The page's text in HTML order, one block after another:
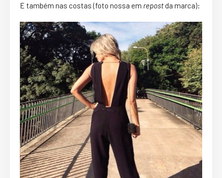
E também nas costas (foto nossa em repostda marca):